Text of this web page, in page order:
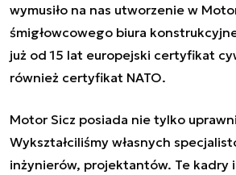
wymusiło na nas utworzenie w
śmigłowcowego biura
już od 15 lat europejski certyfikat
również certyfikat NATO.
Motor Sicz posiada nie tylko
Wykształciliśmy własnych
inżynierów, projektantów. Te kadry